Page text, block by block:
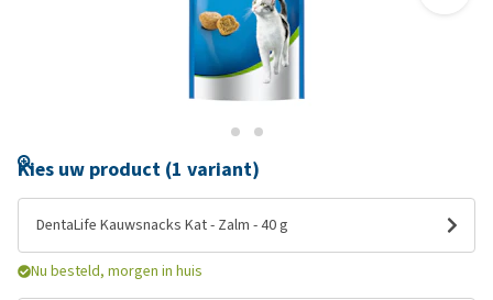
Kies uw product (1 variant)
DentaLife Kauwsnacks Kat - Zalm - 40 g
Nu besteld, morgen in huis